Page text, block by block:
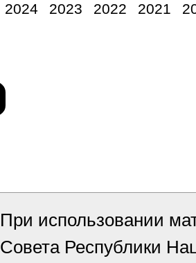
2024 2023 2022 2021
При использовании
Совета Республики